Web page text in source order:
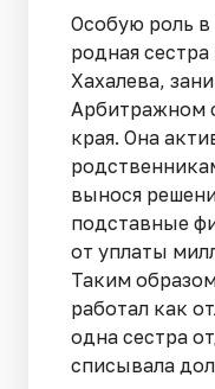
Особую роль в
родная
Хахалева,
Арбитражном
края. Она
вынося
подставные
от уплаты
Таким
работал как
одна сестра
списывала